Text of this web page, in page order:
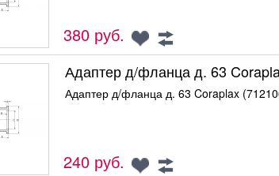
380 руб.
Адаптер д/фланца д. 63
Адаптер д/фланца д. 63 Coraplax
240 руб.